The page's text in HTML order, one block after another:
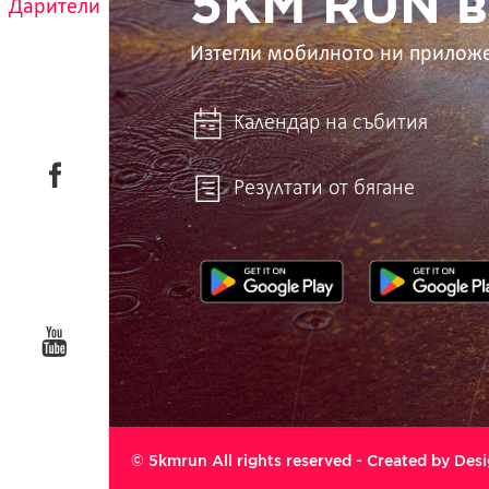
Дарители
Изтегли мобилното ни
Календар на събития
Резултати от бягане
© 5kmrun All rights reserved - Created by